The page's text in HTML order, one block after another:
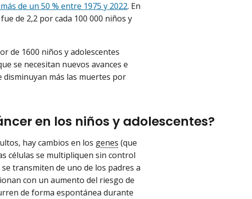
de un 50 % entre 1975 y 2022. En
de 2,2 por cada 100 000 niños y
de 1600 niños y adolescentes
se necesitan nuevos avances e
más las muertes por
en los niños y adolescentes?
hay cambios en los genes (que
células se multipliquen sin control
transmiten de uno de los padres a
con un aumento del riesgo de
de forma espontánea durante